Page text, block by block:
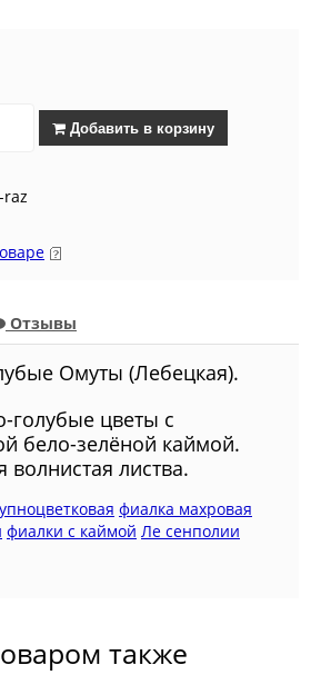
Добавить в корзину
raz
Отзывы
Омуты (Лебецкая).
голубые цветы с
бело-зелёной каймой.
волнистая листва.
фиалка махровая
фиалки с каймой Ле сенполии
также